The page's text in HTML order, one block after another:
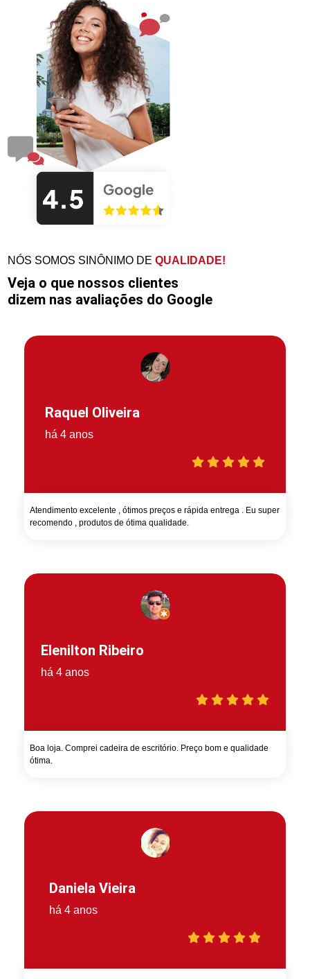
NÓS SOMOS SINÔNIMO DEQUALIDADE!
Veja o que nossos clientes
dizem nas avaliações do Google
Raquel Oliveira
há 4 anos
Atendimento excelente , ótimos preços e rápida entrega . Eu super
recomendo , produtos de ótima qualidade.
Elenilton Ribeiro
há 4 anos
Boa loja. Comprei cadeira de escritório. Preço bom e qualidade
ótima.
Daniela Vieira
há 4 anos